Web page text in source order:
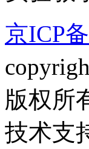
京ICP
版权所
技术支